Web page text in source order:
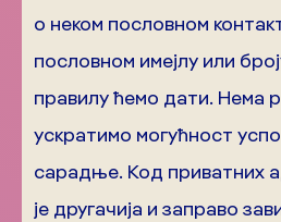
о неком пословном
пословном имејлу или
правилу ћемо дати. Нема
ускратимо могућност
сарадње. Код приватних
је другачија и заправо